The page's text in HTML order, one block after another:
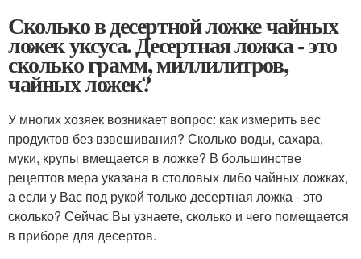
Сколько в десертной ложке чайных
ложек уксуса. Десертная ложка - это
сколько грамм, миллилитров,
чайных ложек?
У многих хозяек возникает вопрос: как измерить вес
продуктов без взвешивания? Сколько воды, сахара,
муки, крупы вмещается в ложке? В большинстве
рецептов мера указана в столовых либо чайных ложках,
а если у Вас под рукой только десертная ложка - это
сколько? Сейчас Вы узнаете, сколько и чего помещается
в приборе для десертов.